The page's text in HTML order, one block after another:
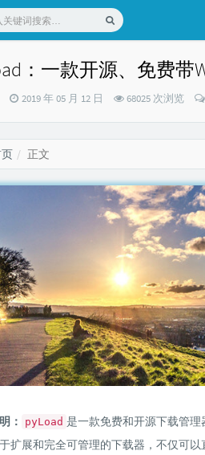
：一款开源、免费带
发
时
间：
2019 年 05 月 12 日 68025 次浏览
正文
： pyLoad 是一款免费和开源下载管理
扩展和完全可管理的下载器，不仅可